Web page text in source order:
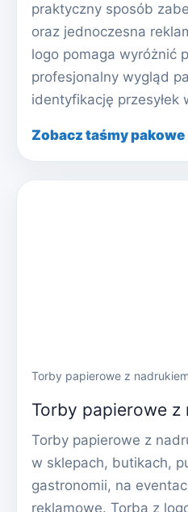
praktyczny sposób
oraz jednoczesna
logo pomaga wyróżnić
profesjonalny wygląd
identyfikację przesyłek
Zobacz taśmy
Torby papierowe z nadrukiem
Torby papierowe z
Torby papierowe z
w sklepach, butikach,
gastronomii, na
reklamowe. Torba z